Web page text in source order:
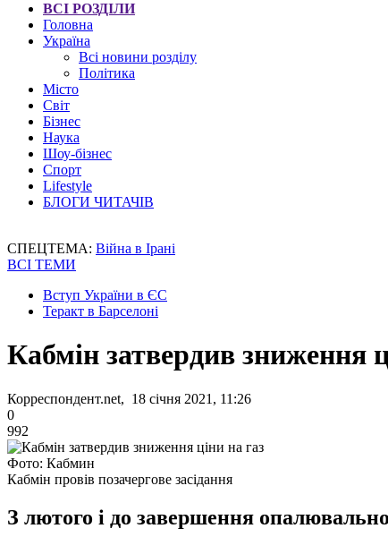
ВСІ РОЗДІЛИ
Головна
Україна
Всі новини розділу
Політика
Місто
Світ
Бізнес
Наука
Шоу-бізнес
Спорт
Lifestyle
БЛОГИ ЧИТАЧІВ
СПЕЦТЕМА: Війна в Ірані
ВСІ ТЕМИ
Вступ України в ЄС
Теракт в Барселоні
Кабмін затвердив зниження
Корреспондент.net, 18 січня 2021, 11:26
0
992
Фото: Кабмин
Кабмін провів позачергове засідання
З лютого і до завершення